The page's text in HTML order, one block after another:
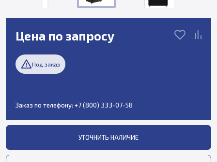
Цена по запросу
Под заказ
Заказ по телефону: +7 (800) 333-07-58
УТОЧНИТЬ НАЛИЧИЕ